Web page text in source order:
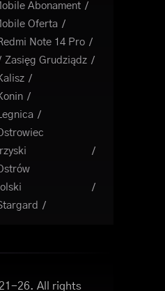
Abonament
Oferta
Note 14 Pro
Zasięg Grudziądz
26. All rights